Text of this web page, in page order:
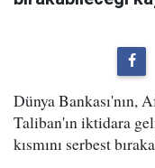
Dünya Bankası'nın,
Taliban'ın iktidara
kısmını serbest